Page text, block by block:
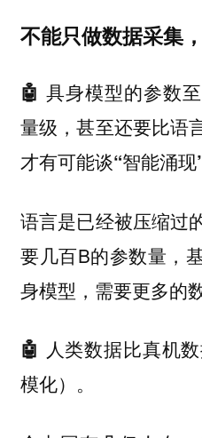
不能只做数据采集
🤖 具身模型的参数
量级，甚至还要比语
才有可能谈“智能涌现”
语言是已经被压缩过
要几百B的参数量，
身模型，需要更多的
🤖 人类数据比真机
模化）。